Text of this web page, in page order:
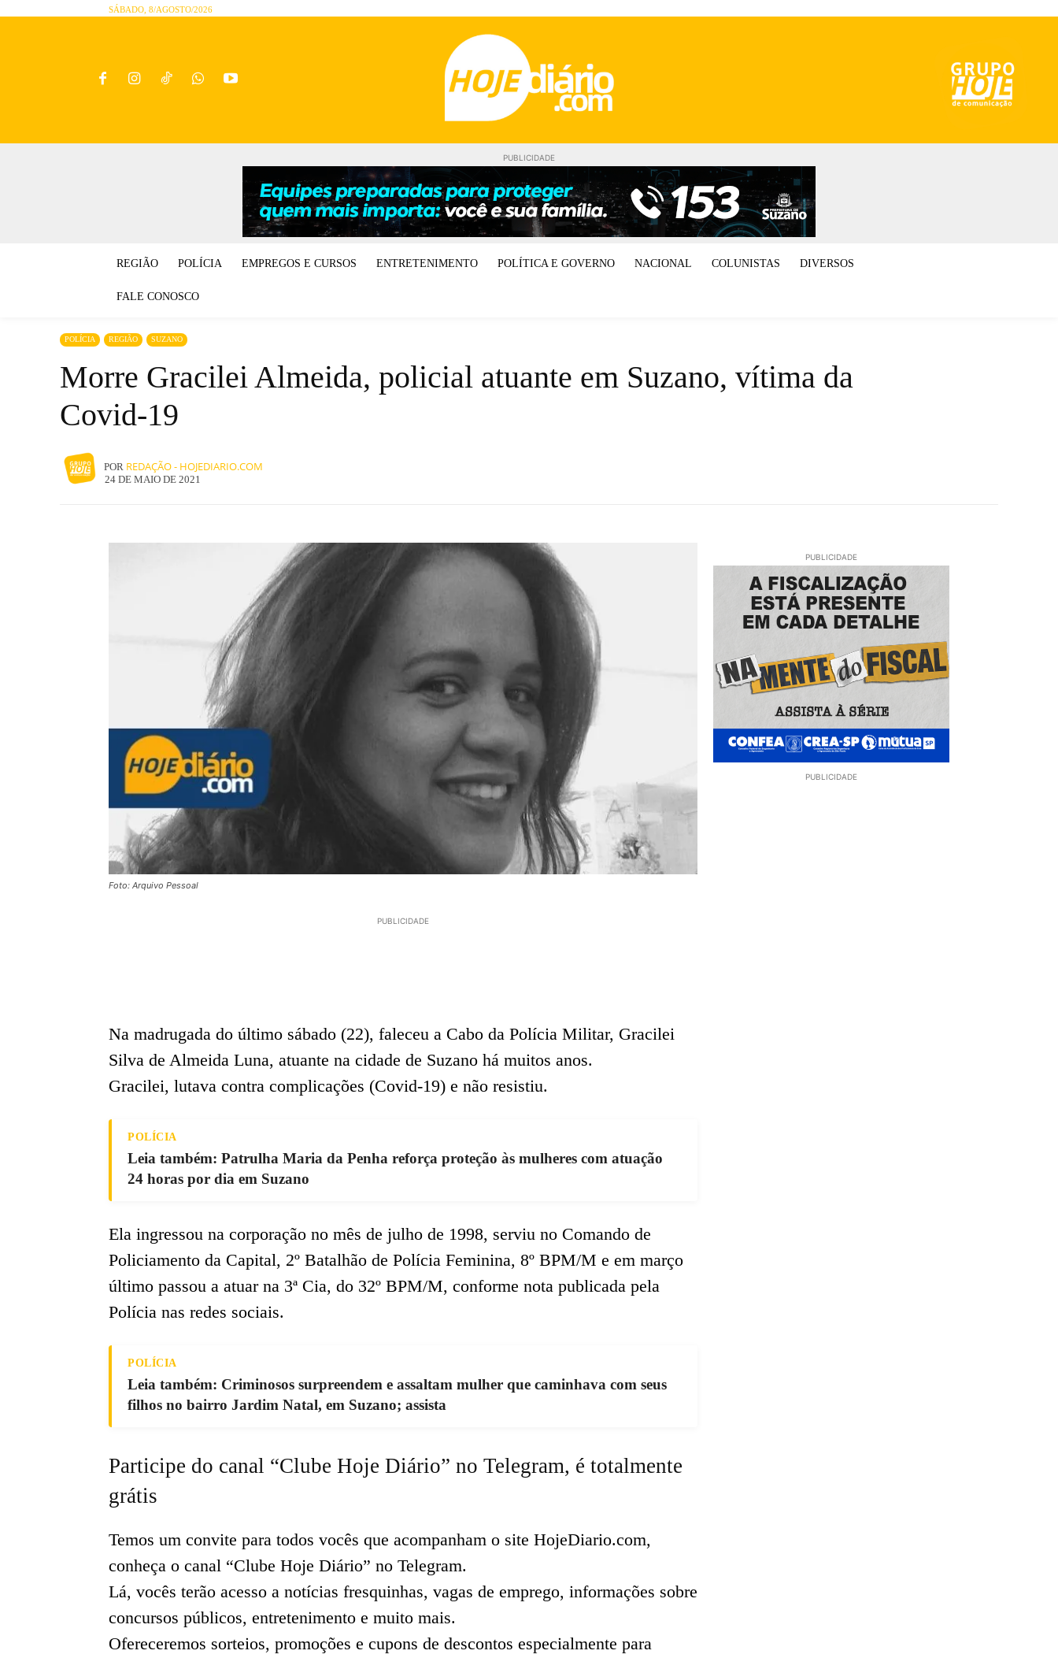
SÁBADO, 8/AGOSTO/2026
PUBLICIDADE
REGIÃO POLÍCIA EMPREGOS E CURSOS ENTRETENIMENTO POLÍTICA E GOVERNO NACIONAL COLUNISTAS DIVERSOS
FALE CONOSCO
POLÍCIA REGIÃO SUZANO
Morre Gracilei Almeida, policial atuante em Suzano, vítima da
Covid-19
POR REDAÇÃO - HOJEDIARIO.COM
24 DE MAIO DE 2021
Foto: Arquivo Pessoal
PUBLICIDADE
Na madrugada do último sábado (22), faleceu a Cabo da Polícia Militar, Gracilei
Silva de Almeida Luna, atuante na cidade de Suzano há muitos anos.
Gracilei, lutava contra complicações (Covid-19) e não resistiu.
POLÍCIA
Leia também: Patrulha Maria da Penha reforça proteção às mulheres com atuação
24 horas por dia em Suzano
Ela ingressou na corporação no mês de julho de 1998, serviu no Comando de
Policiamento da Capital, 2º Batalhão de Polícia Feminina, 8º BPM/M e em março
último passou a atuar na 3ª Cia, do 32º BPM/M, conforme nota publicada pela
Polícia nas redes sociais.
POLÍCIA
Leia também: Criminosos surpreendem e assaltam mulher que caminhava com seus
filhos no bairro Jardim Natal, em Suzano; assista
Participe do canal “Clube Hoje Diário” no Telegram, é totalmente
grátis
Temos um convite para todos vocês que acompanham o site HojeDiario.com,
conheça o canal “Clube Hoje Diário” no Telegram.
Lá, vocês terão acesso a notícias fresquinhas, vagas de emprego, informações sobre
concursos públicos, entretenimento e muito mais.
Ofereceremos sorteios, promoções e cupons de descontos especialmente para
PUBLICIDADE
PUBLICIDADE